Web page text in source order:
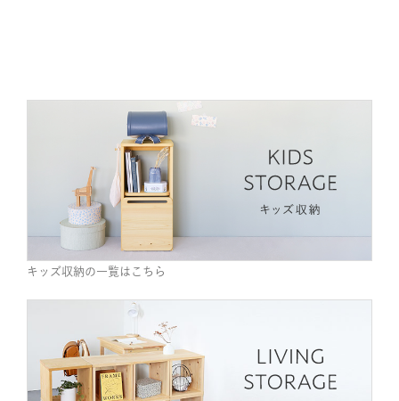
キッズ収納の一覧はこちら